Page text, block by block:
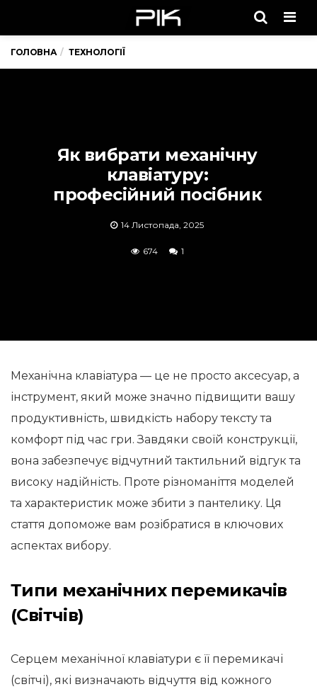
ГОЛОВНА ТЕХНОЛОГІЇ
Як вибрати механічну
клавіатуру:
професійний посібник
14 Листопада, 2025
674 1
Механічна клавіатура — це не просто аксесуар, а
інструмент, який може значно підвищити вашу
продуктивність, швидкість набору тексту та
комфорт під час гри. Завдяки своїй конструкції,
вона забезпечує відчутний тактильний відгук та
високу надійність. Проте різноманіття моделей
та характеристик може збити з пантелику. Ця
стаття допоможе вам розібратися в ключових
аспектах вибору.
Типи механічних перемикачів
(Світчів)
Серцем механічної клавіатури є її перемикачі
(світчі), які визначають відчуття від кожного